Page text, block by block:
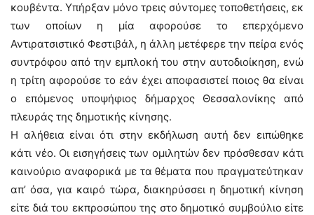
κουβέντα. Υπήρξαν μόνο τρεις σύντομες τοποθετήσεις, εκ
των οποίων η μία αφορούσε το επερχόμενο
Αντιρατσιστικό Φεστιβάλ, η άλλη μετέφερε την πείρα ενός
συντρόφου από την εμπλοκή του στην αυτοδιοίκηση, ενώ
η τρίτη αφορούσε το εάν έχει αποφασιστεί ποιος θα είναι
ο επόμενος υποψήφιος δήμαρχος Θεσσαλονίκης από
πλευράς της δημοτικής κίνησης.
Η αλήθεια είναι ότι στην εκδήλωση αυτή δεν ειπώθηκε
κάτι νέο. Οι εισηγήσεις των ομιλητών δεν πρόσθεσαν κάτι
καινούριο αναφορικά με τα θέματα που πραγματεύτηκαν
απ’ όσα, για καιρό τώρα, διακηρύσσει η δημοτική κίνηση
είτε διά του εκπροσώπου της στο δημοτικό συμβούλιο είτε